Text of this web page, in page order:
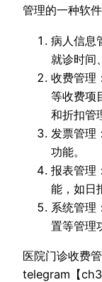
管理的一种软
病人信息
就诊时间
收费管理
等收费项
和折扣管
发票管理
功能。
报表管理
能，如日
系统管理
置等管理
医院门诊收费
telegram【